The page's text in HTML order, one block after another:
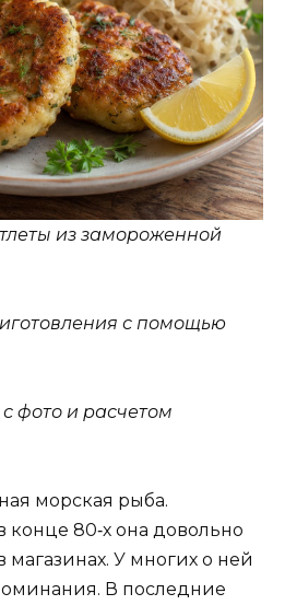
из замороженной
с помощью
фото и расчетом
морская рыба.
конце 80‑х она довольно
магазинах. У многих о ней
В последние